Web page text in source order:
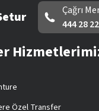
Çağrı
444 28 22
Özel Transfer